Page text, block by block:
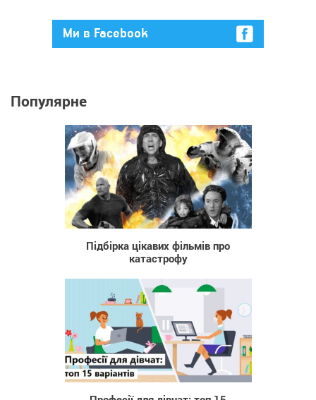
Ми в Facebook
Популярне
1 390
Підбірка цікавих фільмів про
катастрофу